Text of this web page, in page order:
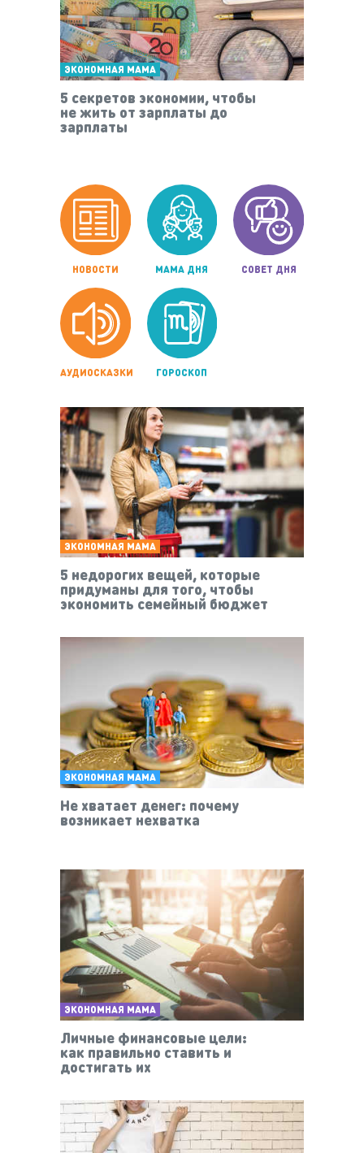
ЭКОНОМНАЯ МАМА
5 секретов экономии, чтобы
не жить от зарплаты до
зарплаты
НОВОСТИ МАМА ДНЯ СОВЕТ ДНЯ
АУДИОСКАЗКИ ГОРОСКОП
ЭКОНОМНАЯ МАМА
5 недорогих вещей, которые
придуманы для того, чтобы
экономить семейный бюджет
ЭКОНОМНАЯ МАМА
Не хватает денег: почему
возникает нехватка
ЭКОНОМНАЯ МАМА
Личные финансовые цели:
как правильно ставить и
достигать их